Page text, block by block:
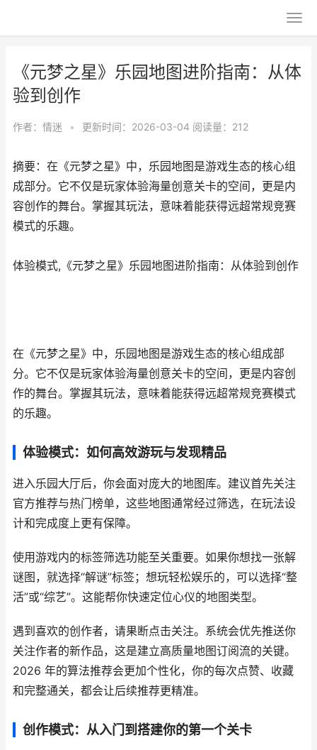
《元梦之星》乐园地图进阶指南：从体
验到创作
作者： 情迷 • 更新时间：2026-03-04 阅读量：212
摘要：在《元梦之星》中，乐园地图是游戏生态的核心组
成部分。它不仅是玩家体验海量创意关卡的空间，更是内
容创作的舞台。掌握其玩法，意味着能获得远超常规竞赛
模式的乐趣。
体验模式,《元梦之星》乐园地图进阶指南：从体验到创作
在《元梦之星》中，乐园地图是游戏生态的核心组成部
分。它不仅是玩家体验海量创意关卡的空间，更是内容创
作的舞台。掌握其玩法，意味着能获得远超常规竞赛模式
的乐趣。
体验模式：如何高效游玩与发现精品
进入乐园大厅后，你会面对庞大的地图库。建议首先关注
官方推荐与热门榜单，这些地图通常经过筛选，在玩法设
计和完成度上更有保障。
使用游戏内的标签筛选功能至关重要。如果你想找一张解
谜图，就选择“解谜”标签；想玩轻松娱乐的，可以选择“整
活”或“综艺”。这能帮你快速定位心仪的地图类型。
遇到喜欢的创作者，请果断点击关注。系统会优先推送你
关注作者的新作品，这是建立高质量地图订阅流的关键。
2026 年的算法推荐会更加个性化，你的每次点赞、收藏
和完整通关，都会让后续推荐更精准。
创作模式：从入门到搭建你的第一个关卡